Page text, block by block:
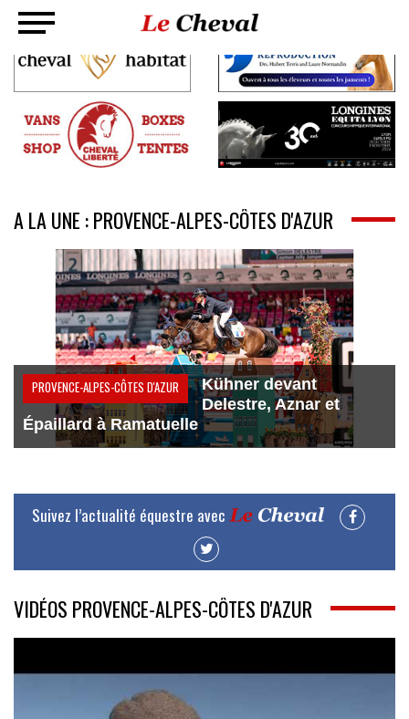
A LA UNE : PROVENCE-ALPES-CÔTES D'AZUR
PROVENCE-ALPES-CÔTES D'AZUR
Kühner devant
Delestre, Aznar et
Épaillard à Ramatuelle
Suivez l’actualité équestre avec
VIDÉOS PROVENCE-ALPES-CÔTES D'AZUR